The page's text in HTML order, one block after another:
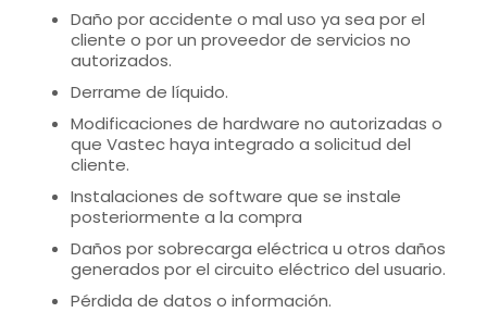
Daño por accidente o mal uso ya sea por el
cliente o por un proveedor de servicios no
autorizados.
Derrame de líquido.
Modificaciones de hardware no autorizadas o
que Vastec haya integrado a solicitud del
cliente.
Instalaciones de software que se instale
posteriormente a la compra
Daños por sobrecarga eléctrica u otros daños
generados por el circuito eléctrico del usuario.
Pérdida de datos o información.